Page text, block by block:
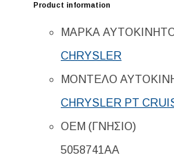
Product information
ΜΑΡΚΑ
CHRYSLER
ΜΟΝΤΕΛΟ
CHRYSLER PT
ΟΕΜ (ΓΝΗΣΙΟ)
5058741AA